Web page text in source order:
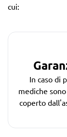
cui:
In caso di
mediche
coperto